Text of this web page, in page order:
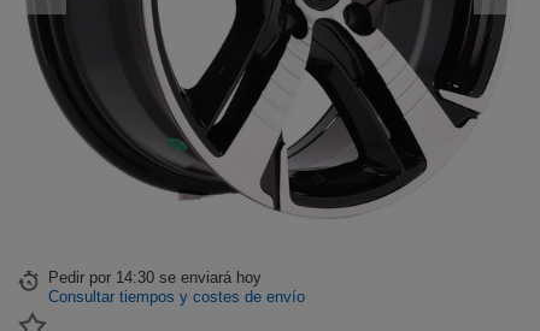
Pedir por 14:30 se enviará hoy
Consultar tiempos y costes de envío